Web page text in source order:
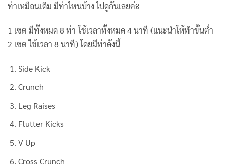
ท่าเหมือนเดิม มีท่าไหนบ้าง ไปดูกันเลยค่ะ
1 เซต มีทั้งหมด 8 ท่า ใช้เวลาทั้งหมด 4 นาที (แนะนำให้ทำขั้นต่ำ
2 เซต ใช้เวลา 8 นาที) โดยมีท่าดังนี้
Side Kick
Crunch
Leg Raises
Flutter Kicks
V Up
Cross Crunch